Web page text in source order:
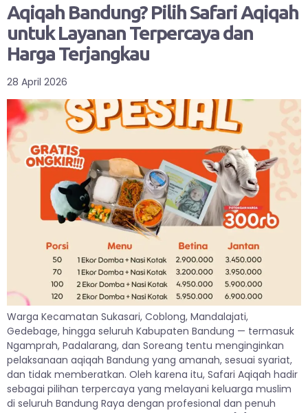
Aqiqah Bandung? Pilih Safari Aqiqah
untuk Layanan Terpercaya dan
Harga Terjangkau
28 April 2026
Warga Kecamatan Sukasari, Coblong, Mandalajati,
Gedebage, hingga seluruh Kabupaten Bandung — termasuk
Ngamprah, Padalarang, dan Soreang tentu menginginkan
pelaksanaan aqiqah Bandung yang amanah, sesuai syariat,
dan tidak memberatkan. Oleh karena itu, Safari Aqiqah hadir
sebagai pilihan terpercaya yang melayani keluarga muslim
di seluruh Bandung Raya dengan profesional dan penuh